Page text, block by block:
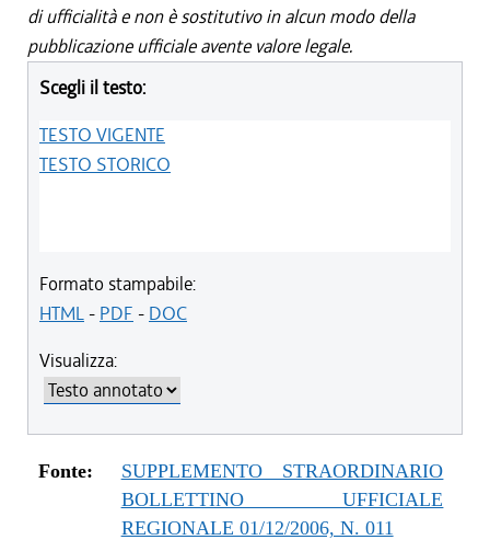
di ufficialità e non è sostitutivo in alcun modo della
pubblicazione ufficiale avente valore legale.
Scegli il testo:
TESTO VIGENTE
TESTO STORICO
Formato stampabile:
HTML- PDF - DOC
Visualizza:
Fonte:
SUPPLEMENTO STRAORDINARIO
BOLLETTINO UFFICIALE
REGIONALE 01/12/2006, N. 011